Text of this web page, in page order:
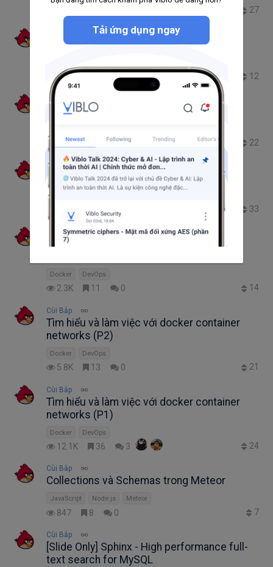
27
Angular 2 architecture overview (P2)
2.9K 2 12
Cùi Bắp
Angular 2 architecture overview (P1)
6.6K 2 22
Cùi Bắp
Làm quen với Docker Compose
29 33
Cùi Bắp
Tìm hiểu và làm việc với docker container
Docker DevOps
2.3K 11 0 14
Cùi Bắp
Tìm hiểu và làm việc với docker container
networks (P2)
Docker DevOps
5.8K 13 0 21
Cùi Bắp
Tìm hiểu và làm việc với docker container
networks (P1)
Docker DevOps
12.1K 36 3 24
Cùi Bắp
Collections và Schemas trong Meteor
JavaScript Node.js Meteor
847 8 0 7
Cùi Bắp
[Slide Only] Sphinx - High performance full-
text search for MySQL
Tải ứng dụng ngay